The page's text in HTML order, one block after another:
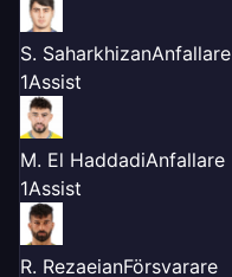
S. SaharkhizanAnfallare
1Assist
M. El HaddadiAnfallare
1Assist
R. RezaeianFörsvarare